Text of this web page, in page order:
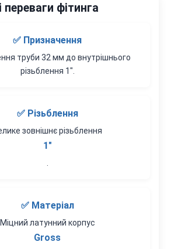
переваги фітинга
✅ Призначення
труби 32 мм до внутрішнього
різьблення 1".
✅ Різьблення
зовнішнє різьблення
1"
.
✅ Матеріал
Міцний латунний корпус
Gross